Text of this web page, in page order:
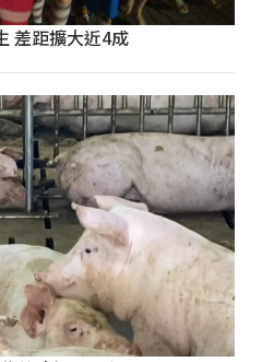
差距擴大近4成